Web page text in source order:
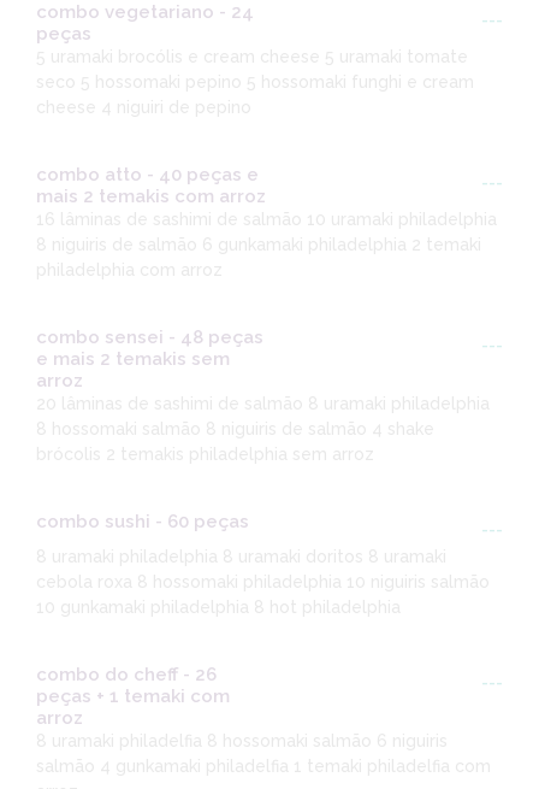
combo vegetariano - 24
peças
---
5 uramaki brocólis e cream cheese 5 uramaki tomate
seco 5 hossomaki pepino 5 hossomaki funghi e cream
cheese 4 niguiri de pepino
combo atto - 40 peças e
mais 2 temakis com arroz
---
16 lâminas de sashimi de salmão 10 uramaki philadelphia
8 niguiris de salmão 6 gunkamaki philadelphia 2 temaki
philadelphia com arroz
combo sensei - 48 peças
e mais 2 temakis sem
arroz
---
brócolis 2 temakis philadelphia sem arroz
combo sushi - 60 peças
---
cebola roxa 8 hossomaki philadelphia 10 niguiris salmão
combo do cheff - 26
peças + 1 temaki com
arroz
---
8 uramaki philadelfia 8 hossomaki salmão 6 niguiris
salmão 4 gunkamaki philadelfia 1 temaki philadelfia com